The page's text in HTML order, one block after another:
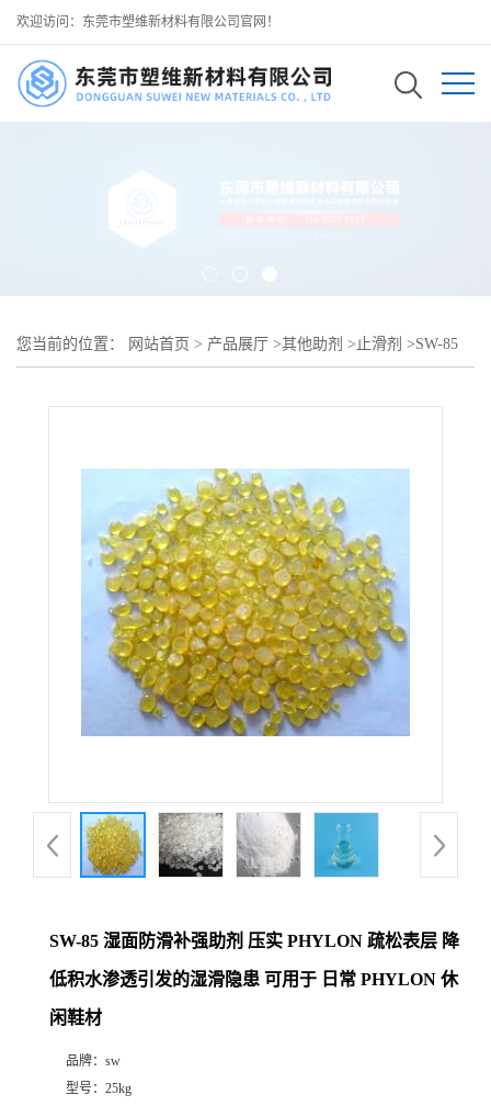
欢迎访问：东莞市塑维新材料有限公司官网！
您当前的位置： 网站首页 > 产品展厅 >其他助剂 > 止滑剂 >SW-85
SW-85 湿面防滑补强助剂 压实 PHYLON 疏松表层 降
低积水渗透引发的湿滑隐患 可用于 日常 PHYLON 休
闲鞋材
品牌： sw
型号： 25kg